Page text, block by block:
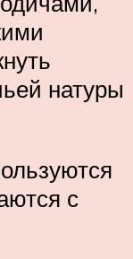
натуры
с